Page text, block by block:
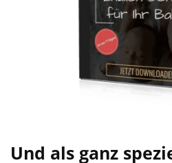
Und als ganz